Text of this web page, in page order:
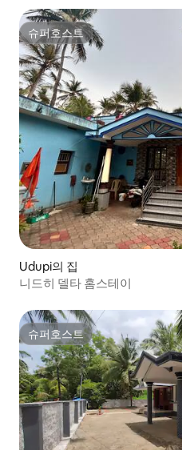
슈퍼호스트
슈퍼호스트
Udupi의 집
니드히 델타 홈스테이
슈퍼호스트
슈퍼호스트